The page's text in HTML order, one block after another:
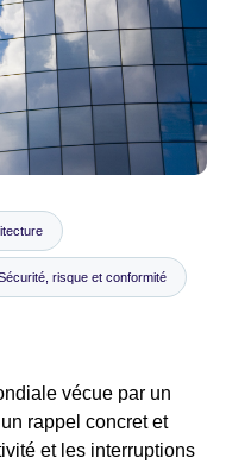
risque et conformité
vécue par un
rappel concret et
et les interruptions